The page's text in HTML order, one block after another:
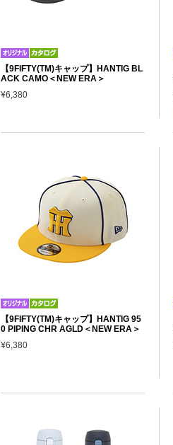
【9FIFTY(TM)キャップ】HANTIG BL
ACK CAMO＜NEW ERA＞
¥6,380
【9FIFTY(TM)キャップ】HANTIG 95
0 PIPING CHR AGLD＜NEW ERA＞
¥6,380